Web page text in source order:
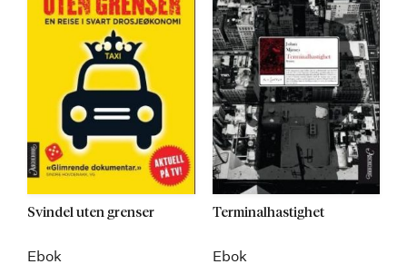
Svindel uten grenser
Ebok
Terminalhastighet
Ebok